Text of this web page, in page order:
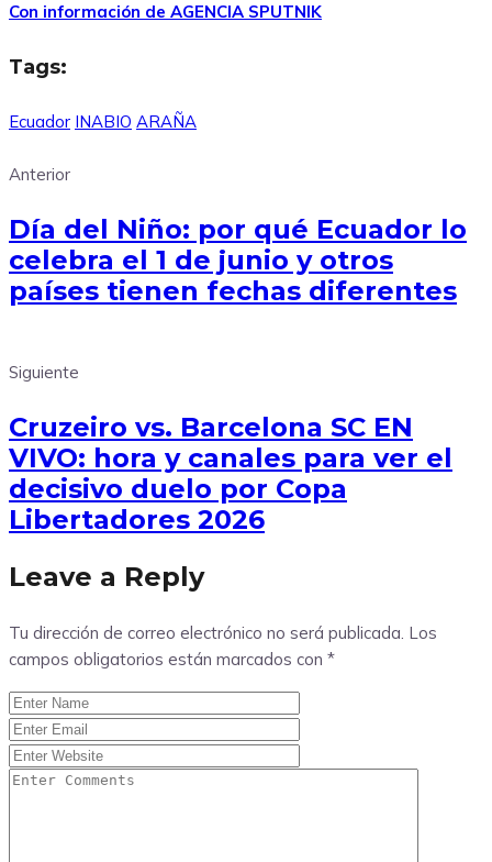
Con información de AGENCIA SPUTNIK
Tags:
Ecuador INABIO ARAÑA
Anterior
Día del Niño: por qué Ecuador lo
celebra el 1 de junio y otros
países tienen fechas diferentes
Siguiente
Cruzeiro vs. Barcelona SC EN
VIVO: hora y canales para ver el
decisivo duelo por Copa
Libertadores 2026
Leave a Reply
Tu dirección de correo electrónico no será publicada. Los
campos obligatorios están marcados con *